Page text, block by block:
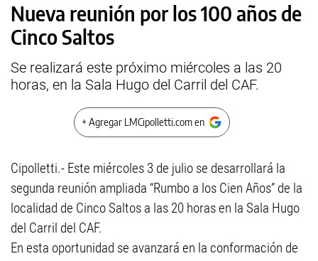
Nueva reunión por los 100 años de
Cinco Saltos
Se realizará este próximo miércoles a las 20
horas, en la Sala Hugo del Carril del CAF.
+ Agregar LMCipolletti.com en
Cipolletti.- Este miércoles 3 de julio se desarrollará la
segunda reunión ampliada “Rumbo a los Cien Años” de la
localidad de Cinco Saltos a las 20 horas en la Sala Hugo
del Carril del CAF.
En esta oportunidad se avanzará en la conformación de